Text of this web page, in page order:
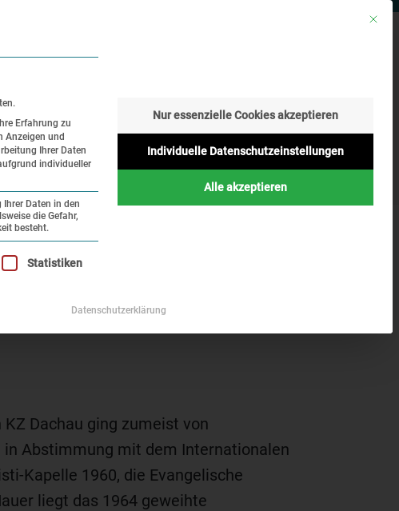
Geschichte
Online
Aktuelles
zu den religiösen Erinnerungsorten
Dachau.
Dachau ging zumeist von
Abstimmung mit dem Internationalen
Kapelle 1960, die Evangelische
liegt das 1964 geweihte
Mit
Erfahrung zu
Anzeigen und
Ihrer Daten
individueller
Daten in den
die Gefahr,
besteht.
und kann nicht abgewählt werden.
Statistiken
Nur essenzielle Cookies akzeptieren
Individuelle Datenschutzeinstellungen
Alle akzeptieren
Datenschutzerklärung